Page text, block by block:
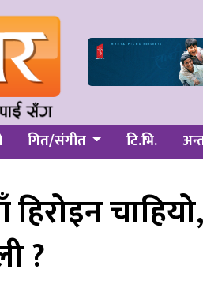
गित/संगीत टि.भि.
हिरोइन
?